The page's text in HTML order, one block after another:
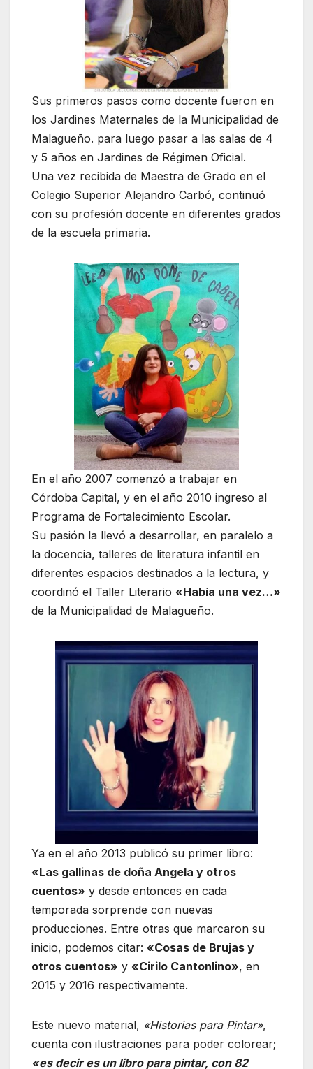
​Sus primeros pasos como docente fueron en
los Jardines Maternales de la Municipalidad de
Malagueño. para luego pasar a las salas de 4
y 5 años en Jardines de Régimen Oficial.
Una vez recibida de Maestra de Grado en el
Colegio Superior Alejandro Carbó, continuó
con su profesión docente en diferentes grados
de la escuela primaria.
En el año 2007 comenzó a trabajar en
Córdoba Capital, y en el año 2010 ingreso al
Programa de Fortalecimiento Escolar.​
Su pasión la llevó a desarrollar, en paralelo a
la docencia, talleres de literatura infantil en
diferentes espacios destinados a la lectura, y
coordinó el Taller Literario «Había una vez…»
de la Municipalidad de Malagueño.
Ya en el año 2013 publicó su primer libro:
«Las gallinas de doña Angela y otros
cuentos» y desde entonces en cada
temporada sorprende con nuevas
producciones. Entre otras que marcaron su
inicio, podemos citar: «Cosas de Brujas y
otros cuentos» y «Cirilo Cantonlino», en
2015 y 2016 respectivamente.
Este nuevo material, «Historias para Pintar»,
cuenta con ilustraciones para poder colorear;
«es decir es un libro para pintar, con 82